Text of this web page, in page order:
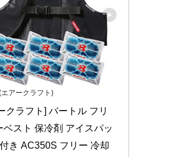
アークラフト)
クラフト] バートル フリ
ベスト 保冷剤 アイスパッ
き AC350S フリー 冷却